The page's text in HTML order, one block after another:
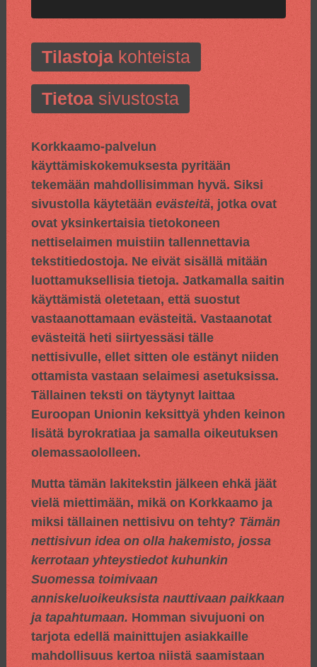
Tilastojakohteista
Tietoasivustosta
Korkkaamo-palvelun
käyttämiskokemuksesta pyritään
tekemään mahdollisimman hyvä. Siksi
sivustolla käytetään evästeitä, jotka ovat
ovat yksinkertaisia tietokoneen
nettiselaimen muistiin tallennettavia
tekstitiedostoja. Ne eivät sisällä mitään
luottamuksellisia tietoja. Jatkamalla saitin
käyttämistä oletetaan, että suostut
vastaanottamaan evästeitä. Vastaanotat
evästeitä heti siirtyessäsi tälle
nettisivulle, ellet sitten ole estänyt niiden
ottamista vastaan selaimesi asetuksissa.
Tällainen teksti on täytynyt laittaa
Euroopan Unionin keksittyä yhden keinon
lisätä byrokratiaa ja samalla oikeutuksen
olemassaololleen.
Mutta tämän lakitekstin jälkeen ehkä jäät
vielä miettimään, mikä on Korkkaamo ja
miksi tällainen nettisivu on tehty? Tämän
nettisivun idea on olla hakemisto, jossa
kerrotaan yhteystiedot kuhunkin
Suomessa toimivaan
anniskeluoikeuksista nauttivaan paikkaan
ja tapahtumaan. Homman sivujuoni on
tarjota edellä mainittujen asiakkaille
mahdollisuus kertoa niistä saamistaan